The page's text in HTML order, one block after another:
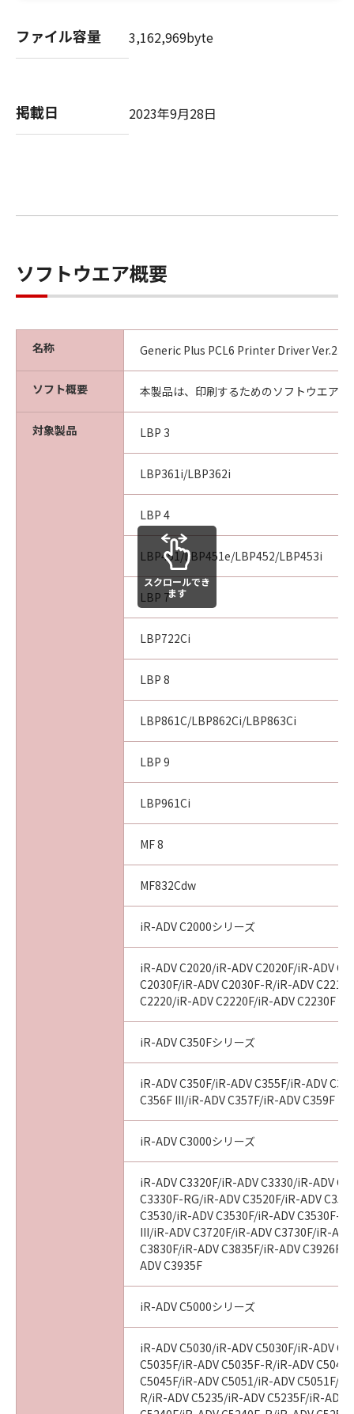
DISTRIBUTORS DEALERS OR CANON'S
LICENSORS BE LIABLE FOR ANY DAMAGES
LOSS OF BUSINESS INFORMATION,
BUSINESS INTERRUPTION OR OTHER
CANON, CANON'S SUBSIDIARIES OR
OF THE POSSIBILITY OF SUCH DAMAGES.
SOME STATES OR LEGAL JURISDICTIONS DO
OF LIABILITY FOR INCIDENTAL OR
CONSEQUENTIAL DAMAGES, OR PERSONAL
INJURY OR DEATH RESULTING FROM
NEGLIGENCE ON THE PART OF THE SELLER,
SO THE ABOVE LIMITATION OR EXCLUSION
MAY NOT APPLY TO YOU.
[RELEASE OF LIABILITY] TO THE FULL
EXTENT PERMITTED BY APPLICABLE LAW,
SUBSIDIARIES AND AFFILIATES, THEIR
DISTRIBUTORS, DEALERS AND CANON'S
LICENSORS FROM ANY AND ALL LIABILITY
ARISING FROM OR RELATED TO ALL CLAIMS
CONCERNING THE SOFTWARE OR ITS USE.
This Agreement is effective upon your
acceptance hereof by clicking the button
installing the SOFTWARE and remains in
effect until terminated. You may terminate
including any and all copies thereof.
This Agreement shall also terminate if you fail
to comply with any terms hereof. Upon
termination of this Agreement, in addition to
Canon enforcing its respective legal rights,
you must then promptly destroy the
SOFTWARE including any and all copies
thereof. Notwithstanding the foregoing,
Sections 4, and 7 through 11 shall survive any
9. U.S. GOVERNMENT RESTRICTED RIGHTS
agency or entity of the government of the
United States. If you are a US Government
SOFTWARE is a "commercial item," as that
term is defined at 48 C.F.R. 2.101 (October
software" and "commercial computer
software documentation," as such terms are
used in 48 C.F.R. 12.212 (September 1995).
Consistent with 48 C.F.R. 12.212 and 48 C.F.R.
227.7202-1 through 227.7202-4 (June 1995),
all U.S. Government End Users shall acquire
the SOFTWARE with only those rights set
forth herein. The manufacturer is Canon
Inc./30-2, Shimomaruko 3-chome, Ohta-ku,
10. SEVERABILITY
In the event that any section hereof is
declared or found to be illegal by any court or
ファイル容量 3,162,969byte
掲載日 2023年9月28日
ソフトウエア概要
名称 Generic Plus PCL6 Printer Driver
ソフト概要 本製品は、印刷するためのソフトウエアで
対象製品 LBP 3
LBP361i/LBP362i
LBP 4
LBP451/LBP451e/LBP452/LBP453i
LBP 7
LBP722Ci
LBP 8
LBP861C/LBP862Ci/LBP863Ci
LBP 9
LBP961Ci
MF 8
MF832Cdw
iR-ADV C2000シリーズ
iR-ADV C2020/iR-ADV C2020F/iR-ADV
C2030F/iR-ADV C2030F-R/iR-ADV
C2220/iR-ADV C2220F/iR-ADV C2230F
iR-ADV C350Fシリーズ
iR-ADV C350F/iR-ADV C355F/iR-ADV
C356F III/iR-ADV C357F/iR-ADV C359F
iR-ADV C3000シリーズ
iR-ADV C3320F/iR-ADV C3330/iR-ADV
C3330F-RG/iR-ADV C3520F/iR-ADV
C3530/iR-ADV C3530F/iR-ADV C3530F-
III/iR-ADV C3720F/iR-ADV C3730F/iR-
C3830F/iR-ADV C3835F/iR-ADV C3926F/
ADV C3935F
iR-ADV C5000シリーズ
iR-ADV C5030/iR-ADV C5030F/iR-ADV
C5035F/iR-ADV C5035F-R/iR-ADV
C5045F/iR-ADV C5051/iR-ADV C5051F/
R/iR-ADV C5235/iR-ADV C5235F/iR-ADV
スクロールでき
ます